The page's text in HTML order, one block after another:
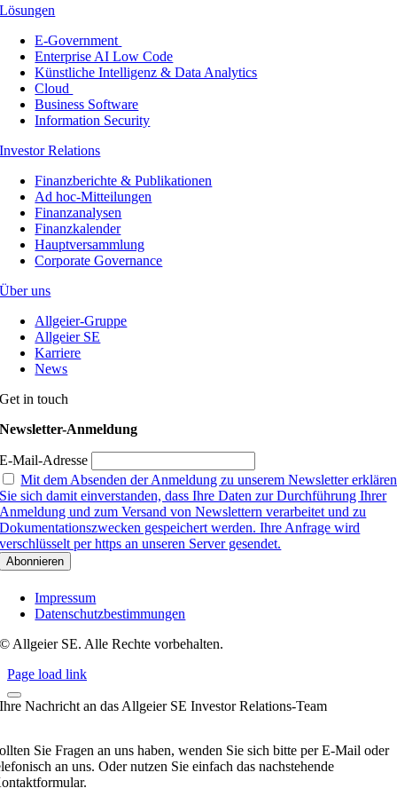
Lösungen
E-Government
Enterprise AI Low Code
Künstliche Intelligenz & Data Analytics
Cloud
Business Software
Information Security
Investor Relations
Finanzberichte & Publikationen
Ad hoc-Mitteilungen
Finanzanalysen
Finanzkalender
Hauptversammlung
Corporate Governance
Über uns
Allgeier-Gruppe
Allgeier SE
Karriere
News
Get in touch
Newsletter-Anmeldung
E-Mail-Adresse
Mit dem Absenden der Anmeldung zu unserem Newsletter erklären
Sie sich damit einverstanden, dass Ihre Daten zur Durchführung Ihrer
Anmeldung und zum Versand von Newslettern verarbeitet und zu
Dokumentationszwecken gespeichert werden. Ihre Anfrage wird
verschlüsselt per https an unseren Server gesendet.
Impressum
Datenschutzbestimmungen
© Allgeier SE. Alle Rechte vorbehalten.
Page load link
Ihre Nachricht an das Allgeier SE Investor Relations-Team
Sie Fragen an uns haben, wenden Sie sich bitte per E-Mail oder
an uns. Oder nutzen Sie einfach das nachstehende